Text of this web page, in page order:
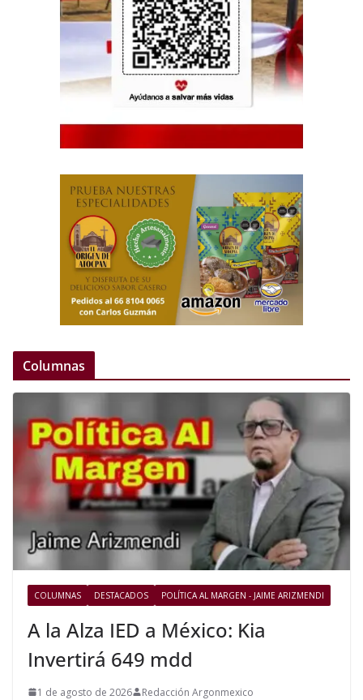
Columnas
COLUMNAS DESTACADOS POLÍTICA AL MARGEN - JAIME ARIZMENDI
A la Alza IED a México: Kia
Invertirá 649 mdd
1 de agosto de 2026 Redacción Argonmexico